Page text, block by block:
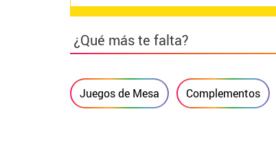
¿Qué más te falta?
Juegos de Mesa Complementos